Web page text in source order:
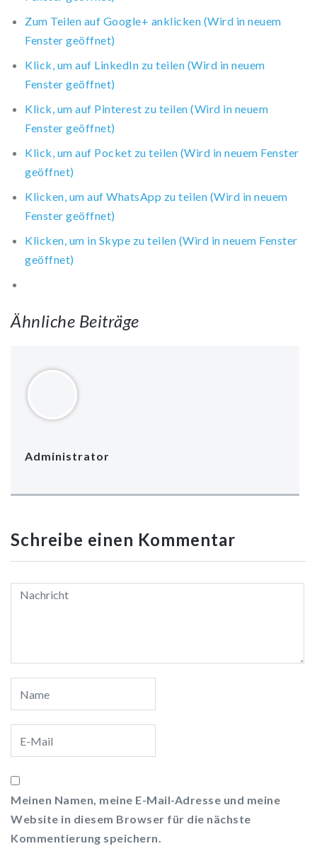
Zum Teilen auf Google+ anklicken (Wird in neuem
Fenster geöffnet)
Klick, um auf LinkedIn zu teilen (Wird in neuem
Fenster geöffnet)
Klick, um auf Pinterest zu teilen (Wird in neuem
Fenster geöffnet)
Klick, um auf Pocket zu teilen (Wird in neuem Fenster
geöffnet)
Klicken, um auf WhatsApp zu teilen (Wird in neuem
Fenster geöffnet)
Klicken, um in Skype zu teilen (Wird in neuem Fenster
geöffnet)
Ähnliche Beiträge
Administrator
Schreibe einen Kommentar
Meinen Namen, meine E-Mail-Adresse und meine
Website in diesem Browser für die nächste
Kommentierung speichern.